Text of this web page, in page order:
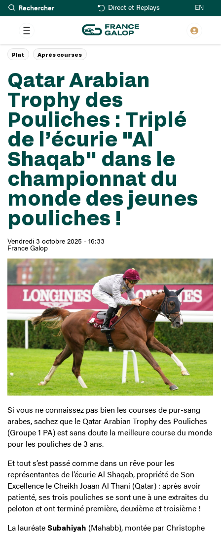
Aller
au
contenu
principal
Rechercher Direct et Replays EN
Qatar Arabian
Trophy des
Pouliches : Triplé
de l’écurie "Al
Shaqab" dans le
championnat du
monde des jeunes
pouliches !
Vendredi 3 octobre 2025 - 16:33
France Galop
Plat Après courses
Si vous ne connaissez pas bien les courses de pur-sang
arabes, sachez que le Qatar Arabian Trophy des Pouliches
(Groupe 1 PA) est sans doute la meilleure course du monde
pour les pouliches de 3 ans.
Et tout s’est passé comme dans un rêve pour les
représentantes de l’écurie Al Shaqab, propriété de Son
Excellence le Cheikh Joaan Al Thani (Qatar) : après avoir
patienté, ses trois pouliches se sont une à une extraites du
peloton et ont terminé première, deuxième et troisième !
La lauréateSubahiyah (Mahabb), montée par Christophe